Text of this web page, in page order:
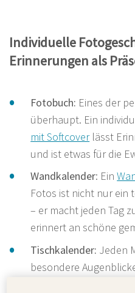
Individuelle
Erinnerungen als
Fotobuch: Eines der
überhaupt. Ein
mit Softcoverlässt
und ist etwas für die
Wandkalender: Ein
Fotos ist nicht nur ein
– er macht jeden Tag
erinnert an schöne
Tischkalender: Jeden
besondere